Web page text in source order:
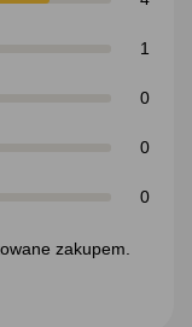
1
0
0
0
zakupem.